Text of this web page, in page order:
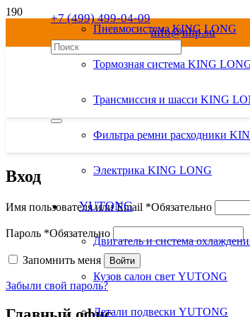
+7 (499) 499-04-09
8 800 550-04-09
info@nhp.su
Пневмосистема KING LONG
Тормозная система KING
Трансмиссия и шасси KING
Фильтра ремни расходники
Электрика KING LONG
YUTONG
Двигатель и система
Кузов салон свет YUTONG
Детали подвески YUTONG
Вход
Имя пользователя или Email *Обязательно
Пароль *Обязательно
Запомнить меня Войти
Забыли свой пароль?